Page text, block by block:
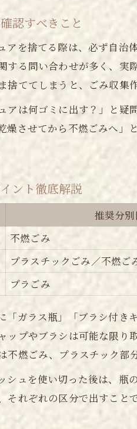
短時間で
持ちが良
下準備か
トップコ
ネイルが
忙しい方
安心して捨て
自治体ご
安全なネ
環境に配
火気厳禁
認すべきこと
を捨てる際は、必ず自治
する問い合わせが多く、実
ててしまうと、ごみ収集
アは何ゴミに出す？」と疑
燥させてから不燃ごみへ
ント徹底解説
推奨分
不燃ごみ
プラスチックごみ／不燃ご
プラごみ
ガラス瓶」「ブラシ付き
プやブラシは可能な限り
燃ごみ、プラスチック部
ュを使い切った後は、瓶
れぞれの区分で出すこと